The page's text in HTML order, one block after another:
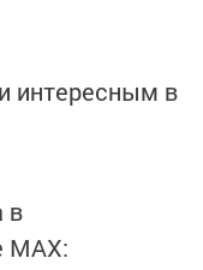
интересным в
в
MАХ: